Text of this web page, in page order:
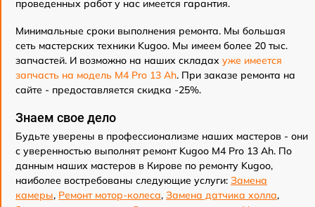
проведенных работ у нас имеется гарантия.
Минимальные сроки выполнения ремонта. Мы большая
сеть мастерских техники Kugoo. Мы имеем более 20 тыс.
запчастей. И возможно на наших складах уже имеется
запчасть на модель M4 Pro 13 Ah. При заказе ремонта на
сайте - предоставляется скидка -25%.
Знаем свое дело
Будьте уверены в профессионализме наших мастеров - они
с уверенностью выполнят ремонт Kugoo M4 Pro 13 Ah. По
данным наших мастеров в Кирове по ремонту Kugoo,
наиболее востребованы следующие услуги: Замена
камеры, Ремонт мотор-колеса, Замена датчика холла,